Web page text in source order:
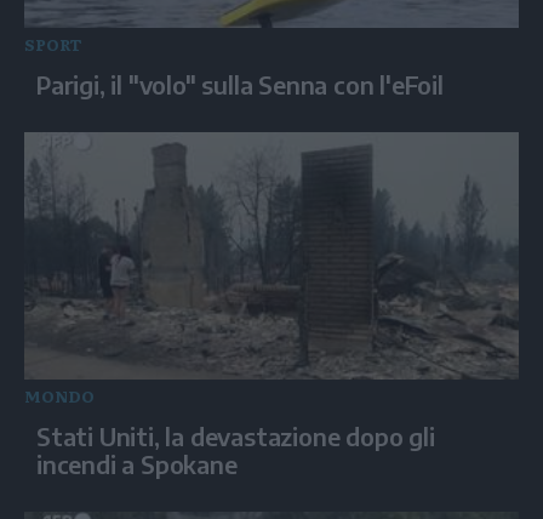
SPORT
Parigi, il "volo" sulla Senna con l'eFoil
MONDO
Stati Uniti, la devastazione dopo gli
incendi a Spokane